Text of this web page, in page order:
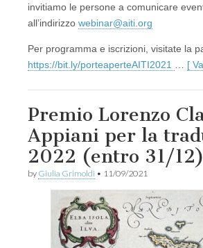
invitiamo le persone a comunicare
all’indirizzo webinar@aiti.org
Per programma e iscrizioni, visitate la
https://bit.ly/porteaperteAITI2021
[
Premio Lorenzo
Appiani per la
2022 (entro 31/12)
by Giulia Grimoldi • 11/09/2021